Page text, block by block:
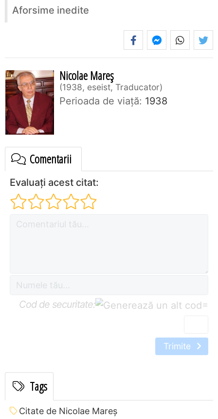
Aforsime inedite
Nicolae Mareș
1938, eseist, Traducator
Perioada de viaţă: 1938
Comentarii
Evaluați acest citat:
Cod de securitate: =
Trimite
Tags
Citate de Nicolae Mareș